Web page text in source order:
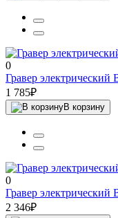
0
Гравер электрический
1 785₽
В корзину
0
Гравер электрический
2 346₽